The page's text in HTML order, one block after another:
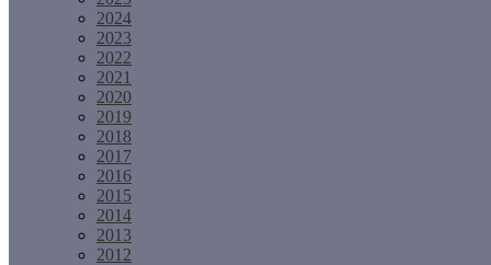
2024
2023
2022
2021
2020
2019
2018
2017
2016
2015
2014
2013
2012